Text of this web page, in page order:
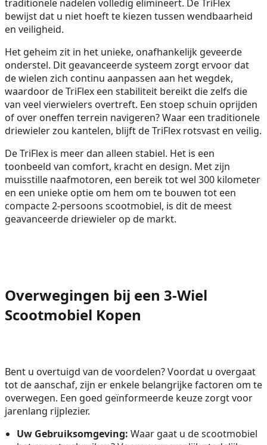
traditionele nadelen volledig elimineert. De TriFlex
bewijst dat u niet hoeft te kiezen tussen wendbaarheid
en veiligheid.
Het geheim zit in het unieke, onafhankelijk geveerde
onderstel. Dit geavanceerde systeem zorgt ervoor dat
de wielen zich continu aanpassen aan het wegdek,
waardoor de TriFlex een stabiliteit bereikt die zelfs die
van veel vierwielers overtreft. Een stoep schuin oprijden
of over oneffen terrein navigeren? Waar een traditionele
driewieler zou kantelen, blijft de TriFlex rotsvast en veilig.
De TriFlex is meer dan alleen stabiel. Het is een
toonbeeld van comfort, kracht en design. Met zijn
muisstille naafmotoren, een bereik tot wel 300 kilometer
en een unieke optie om hem om te bouwen tot een
compacte 2-persoons scootmobiel, is dit de meest
geavanceerde driewieler op de markt.
Overwegingen bij een 3-Wiel
Scootmobiel Kopen
Bent u overtuigd van de voordelen? Voordat u overgaat
tot de aanschaf, zijn er enkele belangrijke factoren om te
overwegen. Een goed geïnformeerde keuze zorgt voor
jarenlang rijplezier.
Uw Gebruiksomgeving: Waar gaat u de scootmobiel